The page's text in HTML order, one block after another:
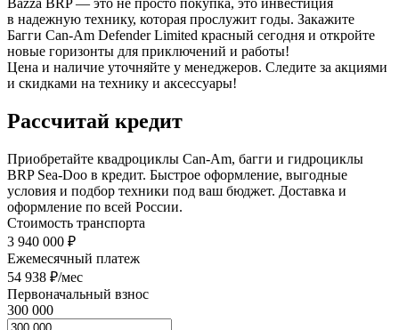
в надежную технику, которая прослужит годы. Закажите
Багги Can-Am Defender Limited красный сегодня и откройте
новые горизонты для приключений и работы!
Цена и наличие уточняйте у менеджеров. Следите за акциями
и скидками на технику и аксессуары!
Рассчитай кредит
Приобретайте квадроциклы Can-Am, багги и гидроциклы
BRP Sea-Doo в кредит. Быстрое оформление, выгодные
условия и подбор техники под ваш бюджет. Доставка и
оформление по всей России.
Стоимость транспорта
3 940 000 ₽
Ежемесячный платеж
54 938 ₽/мес
Первоначальный взнос
300 000